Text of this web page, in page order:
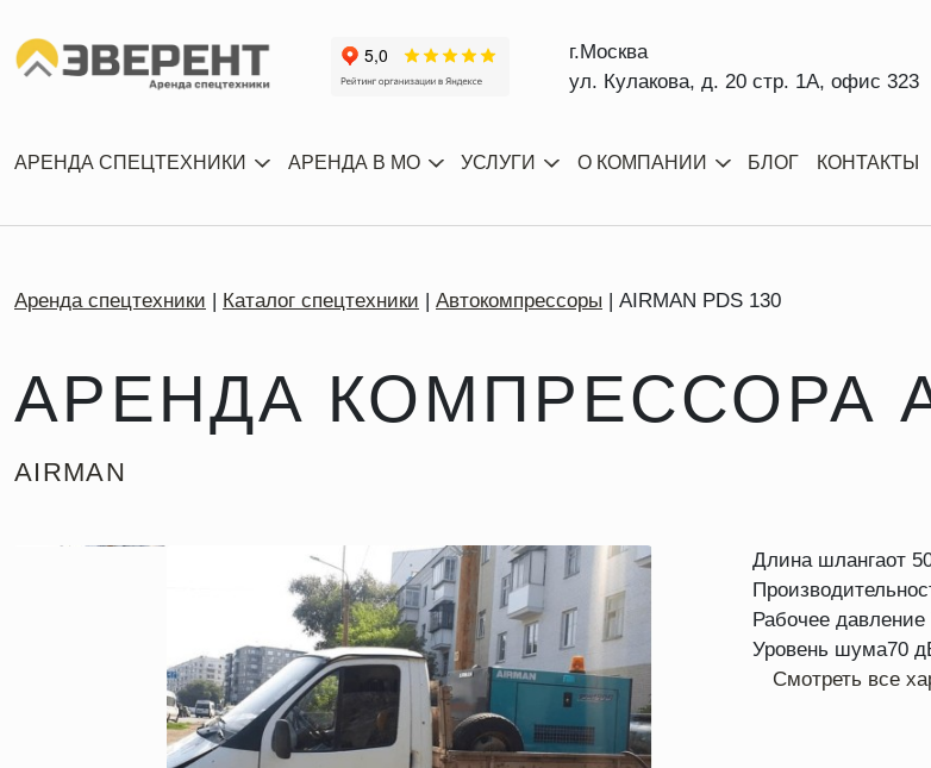
г.Москва
ул. Кулакова, д. 20 стр. 1А, офис 323
АРЕНДА СПЕЦТЕХНИКИ АРЕНДА В МО УСЛУГИ О КОМПАНИИ БЛОГ КОНТАКТЫ
Аренда спецтехники Каталог спецтехники Автокомпрессоры AIRMAN PDS 130
АРЕНДА КОМПРЕССОРА
AIRMAN
Длина шлангаот
Рабочее давление
Уровень шума70
Смотреть все